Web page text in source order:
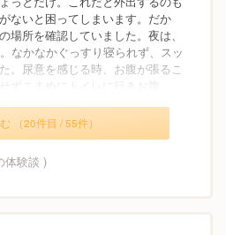
ないと困ってしまいます。だか
場所を確認していました。夜は、
なかなかぐっすり寝られず、スッ
。尿意を感じる時、お腹が張るこ
ずこまめにトイレに行きお腹...
（20件目 / 55件）
体験談 )